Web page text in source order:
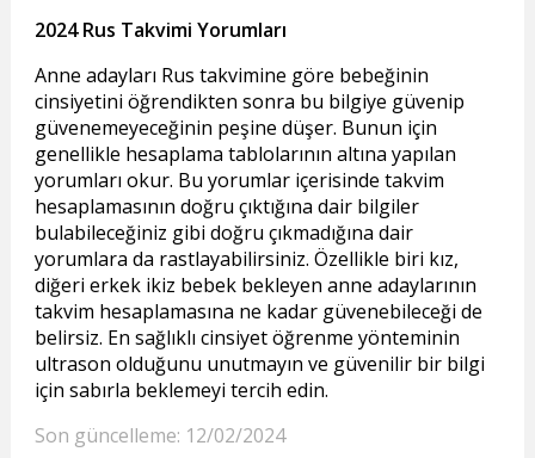
2024 Rus Takvimi Yorumları
Anne adayları Rus takvimine göre bebeğinin
cinsiyetini öğrendikten sonra bu bilgiye güvenip
güvenemeyeceğinin peşine düşer. Bunun için
genellikle hesaplama tablolarının altına yapılan
yorumları okur. Bu yorumlar içerisinde takvim
hesaplamasının doğru çıktığına dair bilgiler
bulabileceğiniz gibi doğru çıkmadığına dair
yorumlara da rastlayabilirsiniz. Özellikle biri kız,
diğeri erkek ikiz bebek bekleyen anne adaylarının
takvim hesaplamasına ne kadar güvenebileceği de
belirsiz. En sağlıklı cinsiyet öğrenme yönteminin
ultrason olduğunu unutmayın ve güvenilir bir bilgi
için sabırla beklemeyi tercih edin.
Son güncelleme: 12/02/2024